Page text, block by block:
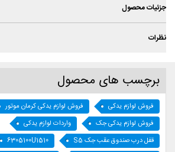
جزئیات محصول
نظرات
برچسب های محصول
فروش لوازم یدکی فروش لوازم یدکی کرمان موتور
فروش لوازم یدکی جک
واردات لوازم یدکی
قفل درب صندوق عقب جک S5
6305100U1510